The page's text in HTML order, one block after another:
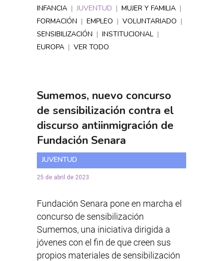
INFANCIA | JUVENTUD | MUJER Y FAMILIA |
FORMACIÓN | EMPLEO | VOLUNTARIADO |
SENSIBILIZACIÓN | INSTITUCIONAL |
EUROPA | VER TODO
Sumemos, nuevo concurso
de sensibilización contra el
discurso antiinmigración de
Fundación Senara
JUVENTUD
25 de abril de 2023
Fundación Senara pone en marcha el
concurso de sensibilización
Sumemos, una iniciativa dirigida a
jóvenes con el fin de que creen sus
propios materiales de sensibilización